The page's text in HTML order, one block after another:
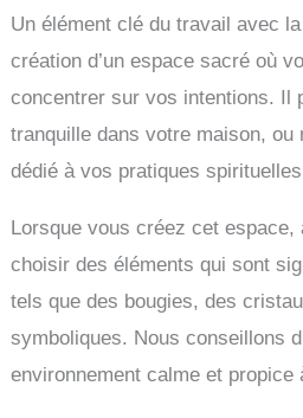
Un élément clé du travail avec
création d’un espace sacré où
concentrer sur vos intentions. Il
tranquille dans votre maison, ou
dédié à vos pratiques
Lorsque vous créez cet espace,
choisir des éléments qui sont
tels que des bougies, des
symboliques. Nous conseillons
environnement calme et propice